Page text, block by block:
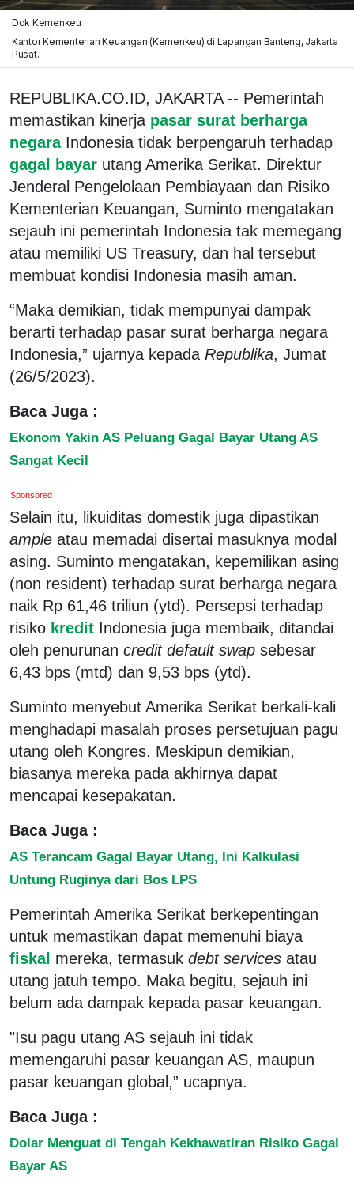
Dok Kemenkeu
Kantor Kementerian Keuangan (Kemenkeu) di Lapangan Banteng, Jakarta
Pusat.
REPUBLIKA.CO.ID, JAKARTA -- Pemerintah
memastikan kinerja pasar surat berharga
negara Indonesia tidak berpengaruh terhadap
gagal bayar utang Amerika Serikat. Direktur
Jenderal Pengelolaan Pembiayaan dan Risiko
Kementerian Keuangan, Suminto mengatakan
sejauh ini pemerintah Indonesia tak memegang
atau memiliki US Treasury, dan hal tersebut
membuat kondisi Indonesia masih aman.
“Maka demikian, tidak mempunyai dampak
berarti terhadap pasar surat berharga negara
Indonesia,” ujarnya kepada Republika, Jumat
(26/5/2023).
Baca Juga :
Ekonom Yakin AS Peluang Gagal Bayar Utang AS
Sangat Kecil
Sponsored
Selain itu, likuiditas domestik juga dipastikan
ample atau memadai disertai masuknya modal
asing. Suminto mengatakan, kepemilikan asing
(non resident) terhadap surat berharga negara
naik Rp 61,46 triliun (ytd). Persepsi terhadap
risiko kredit Indonesia juga membaik, ditandai
oleh penurunan credit default swap sebesar
6,43 bps (mtd) dan 9,53 bps (ytd).
Suminto menyebut Amerika Serikat berkali-kali
menghadapi masalah proses persetujuan pagu
utang oleh Kongres. Meskipun demikian,
biasanya mereka pada akhirnya dapat
mencapai kesepakatan.
Baca Juga :
AS Terancam Gagal Bayar Utang, Ini Kalkulasi
Untung Ruginya dari Bos LPS
Pemerintah Amerika Serikat berkepentingan
untuk memastikan dapat memenuhi biaya
fiskal mereka, termasuk debt services atau
utang jatuh tempo. Maka begitu, sejauh ini
belum ada dampak kepada pasar keuangan.
"Isu pagu utang AS sejauh ini tidak
memengaruhi pasar keuangan AS, maupun
pasar keuangan global,” ucapnya.
Baca Juga :
Dolar Menguat di Tengah Kekhawatiran Risiko Gagal
Bayar AS